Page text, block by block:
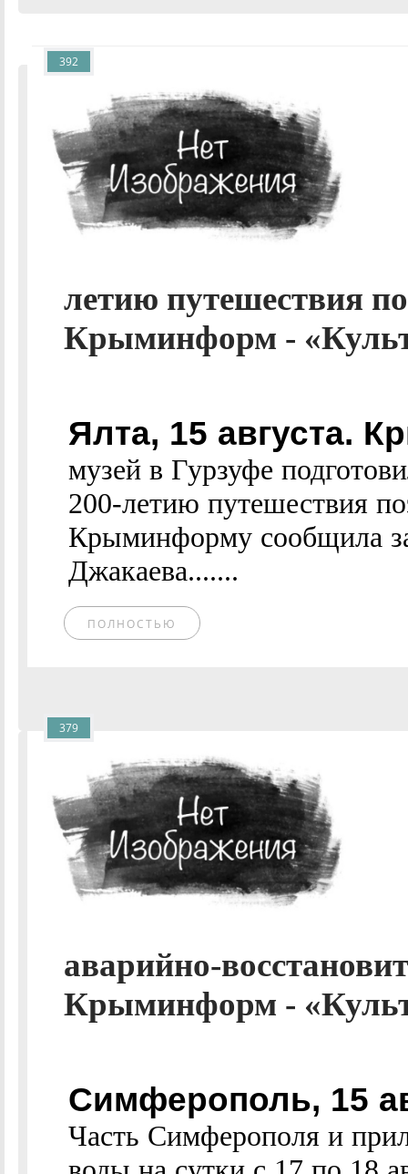
летию путешествия
Крыминформ -
Ялта, 15 августа.
музей в Гурзуфе
200-летию путешествия
Крыминформу сообщила
Джакаева.......
ПОЛНОСТЬЮ
392
аварийно-
Крыминформ -
Симферополь, 15
Часть Симферополя и
379